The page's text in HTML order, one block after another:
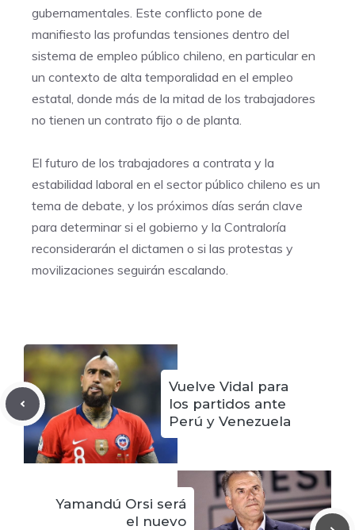
gubernamentales. Este conflicto pone de
manifiesto las profundas tensiones dentro del
sistema de empleo público chileno, en particular en
un contexto de alta temporalidad en el empleo
estatal, donde más de la mitad de los trabajadores
no tienen un contrato fijo o de planta.
El futuro de los trabajadores a contrata y la
estabilidad laboral en el sector público chileno es un
tema de debate, y los próximos días serán clave
para determinar si el gobierno y la Contraloría
reconsiderarán el dictamen o si las protestas y
movilizaciones seguirán escalando.
Vuelve Vidal para
los partidos ante
Perú y Venezuela
Yamandú Orsi será
el nuevo